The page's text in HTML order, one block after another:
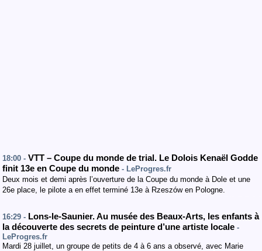
18:00 - VTT – Coupe du monde de trial. Le Dolois Kenaël Godde
finit 13e en Coupe du monde - LeProgres.fr
Deux mois et demi après l’ouverture de la Coupe du monde à Dole et une
26e place, le pilote a en effet terminé 13e à Rzeszów en Pologne.
16:29 - Lons-le-Saunier. Au musée des Beaux-Arts, les enfants à
la découverte des secrets de peinture d’une artiste locale -
LeProgres.fr
Mardi 28 juillet, un groupe de petits de 4 à 6 ans a observé, avec Marie